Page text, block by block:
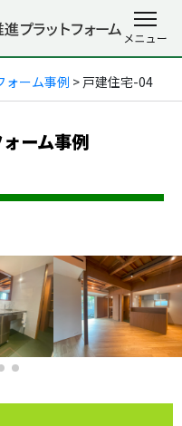
ォーム事例 > 戸建住宅-04
ーム事例